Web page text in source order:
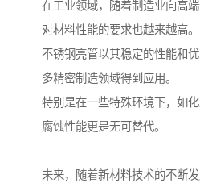
在工业领域，随着制造业向高端
对材料性能的要求也越来越高。
不锈钢亮管以其稳定的性能和
多精密制造领域得到应用。
特别是在一些特殊环境下，如
腐蚀性能更是无可替代。
未来，随着新材料技术的不断